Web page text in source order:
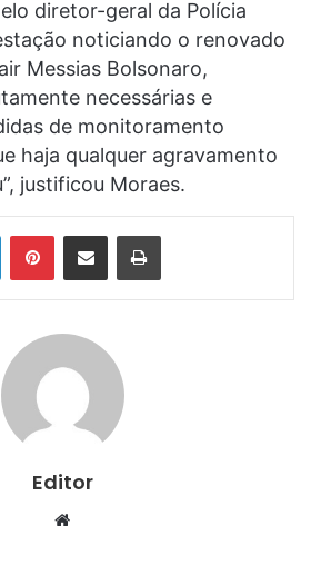
diretor-geral da Polícia
noticiando o renovado
Messias Bolsonaro,
necessárias e
de monitoramento
haja qualquer agravamento
justificou Moraes.
LinkedinPinterestCompartilhar via e-mail Imprimir
Editor
Website